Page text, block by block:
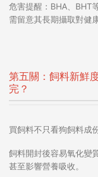
危害提醒：BHA、BHT
需留意其長期攝取對健
第五關：飼料新鮮
完？
買飼料不只看狗飼料成
飼料開封後容易氧化變
甚至影響營養吸收。